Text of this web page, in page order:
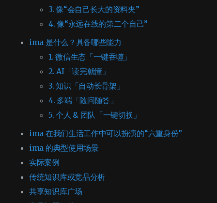
3. 像“会自己长大的资料夹”
4. 像“永远在线的第二个自己”
ima 是什么？具备哪些能力
1. 微信生态「一键吞噬」
2. AI「读完就懂」
3. 知识「自动长骨架」
4. 多端「随问随答」
5. 个人 & 团队「一键切换」
ima 在我们生活工作中可以扮演的“六重身份”
ima 的典型使用场景
实际案例
传统知识库或竞品分析
共享知识库广场